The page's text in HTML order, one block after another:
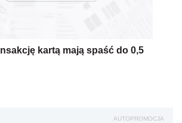
kartą mają spaść do 0,5
AUTOPROMOCJA